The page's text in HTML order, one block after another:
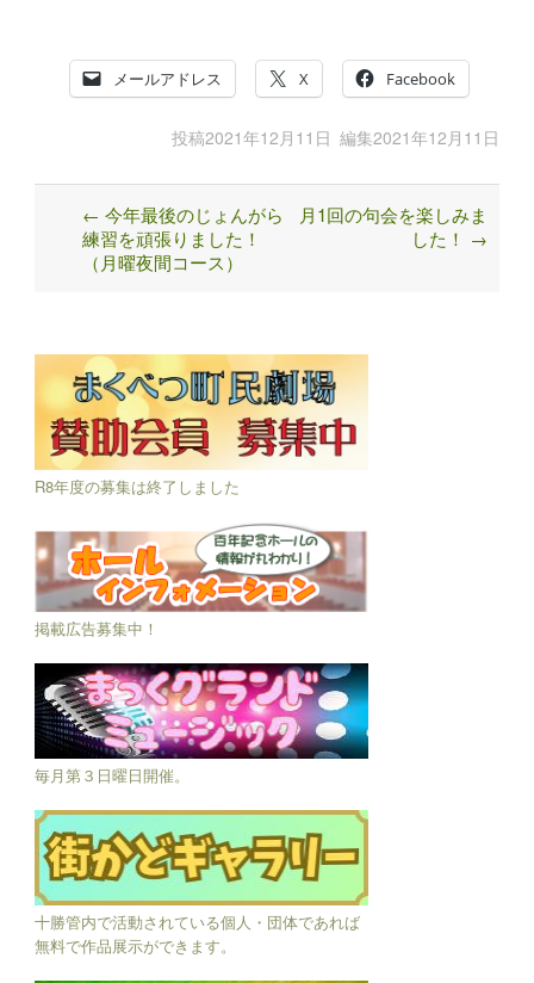
メールアドレス X Facebook
投稿2021年12月11日 編集2021年12月11日
Post
navigation
← 今年最後のじょんがら
練習を頑張りました！
（月曜夜間コース）
月1回の句会を楽しみま
した！ →
R8年度の募集は終了しました
掲載広告募集中！
毎月第３日曜日開催。
十勝管内で活動されている個人・団体であれば
無料で作品展示ができます。